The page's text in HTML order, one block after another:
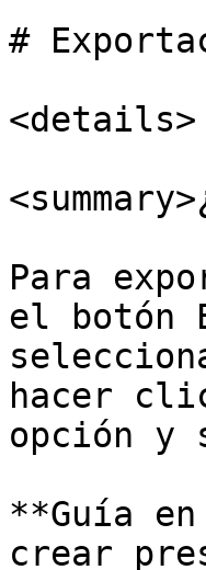
#
<details>
Para
el botón
hacer
opción y
**Guía
crear